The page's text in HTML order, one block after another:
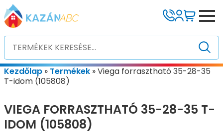
Kezdőlap » Termékek »Viega forrasztható 35-28-35
T-idom (105808)
VIEGA FORRASZTHATÓ 35-28-35 T-
IDOM (105808)